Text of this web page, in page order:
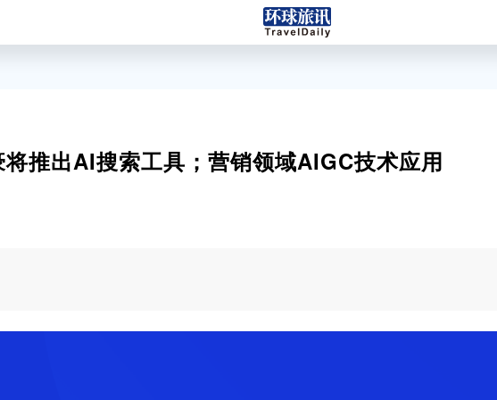
推出AI搜索工具；营销领域AIGC技术应用